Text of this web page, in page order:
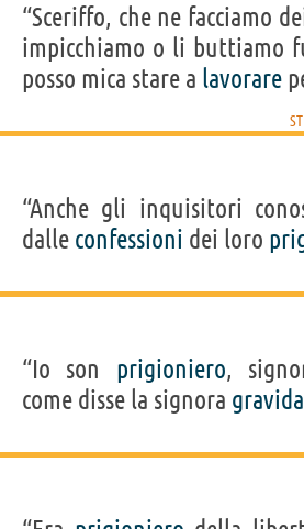
“Sceriffo, che ne facciamo
impicchiamo o li buttiamo
posso mica stare a lavorare
“Anche gli inquisitori
dalle confessioni dei loro
“Io son prigioniero,
come disse la signora gravida